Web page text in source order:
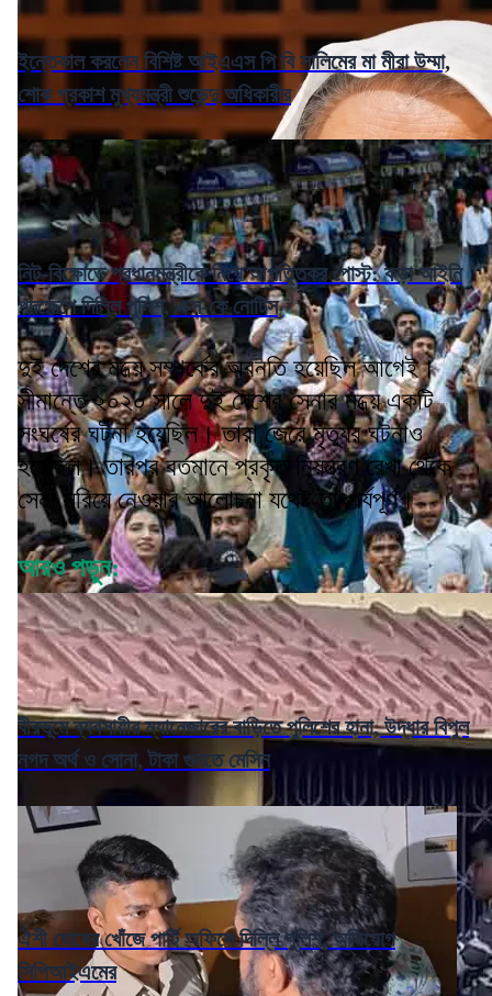
ইন্তেকাল করলেন বিশিষ্ট আইএএস পি বি সালিমের মা মীরা উম্মা,
শোক প্রকাশ মুখ্যমন্ত্রী শুভেন্দু অধিকারীর
নিট-বিক্ষোভে প্রধানমন্ত্রীকে নিয়ে আপত্তিকর পোস্ট: কড়া আইনি
পদক্ষেপে দিল্লি পুলিশ, এক্স-কে নোটিস
দুই দেশের মধ্য়ে সম্পর্কের অবনতি হয়েছিল আগেই।
সীমান্তে ২০২০ সালে দুই দেশের সেনার মধ্য়ে একটি
সংঘর্ষের ঘটনা হয়েছিল। তারা জেরে মৃত্যুর ঘটনাও
হয়েছিল। তারপর বর্তমানে প্রকৃত নিয়ন্ত্রণ রেখা থেকে
সেনা সরিয়ে নেওয়ার আলোচনা যথেষ্ট তাৎপর্যপূর্ণ।
আরও পড়ুন:
বীরভূমে ব্যবসায়ীর ম্যানেজারের বাড়িতে পুলিশের হানা, উদ্ধার বিপুল
নগদ অর্থ ও সোনা, টাকা গুনতে মেসিন
ঐশী ঘোষের খোঁজে পার্টি অফিসে দিল্লি পুলিশ, অভিযোগ
সিপিআইএমের